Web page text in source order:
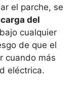
el parche, se
del
cualquier
de que el
cuando más
eléctrica.